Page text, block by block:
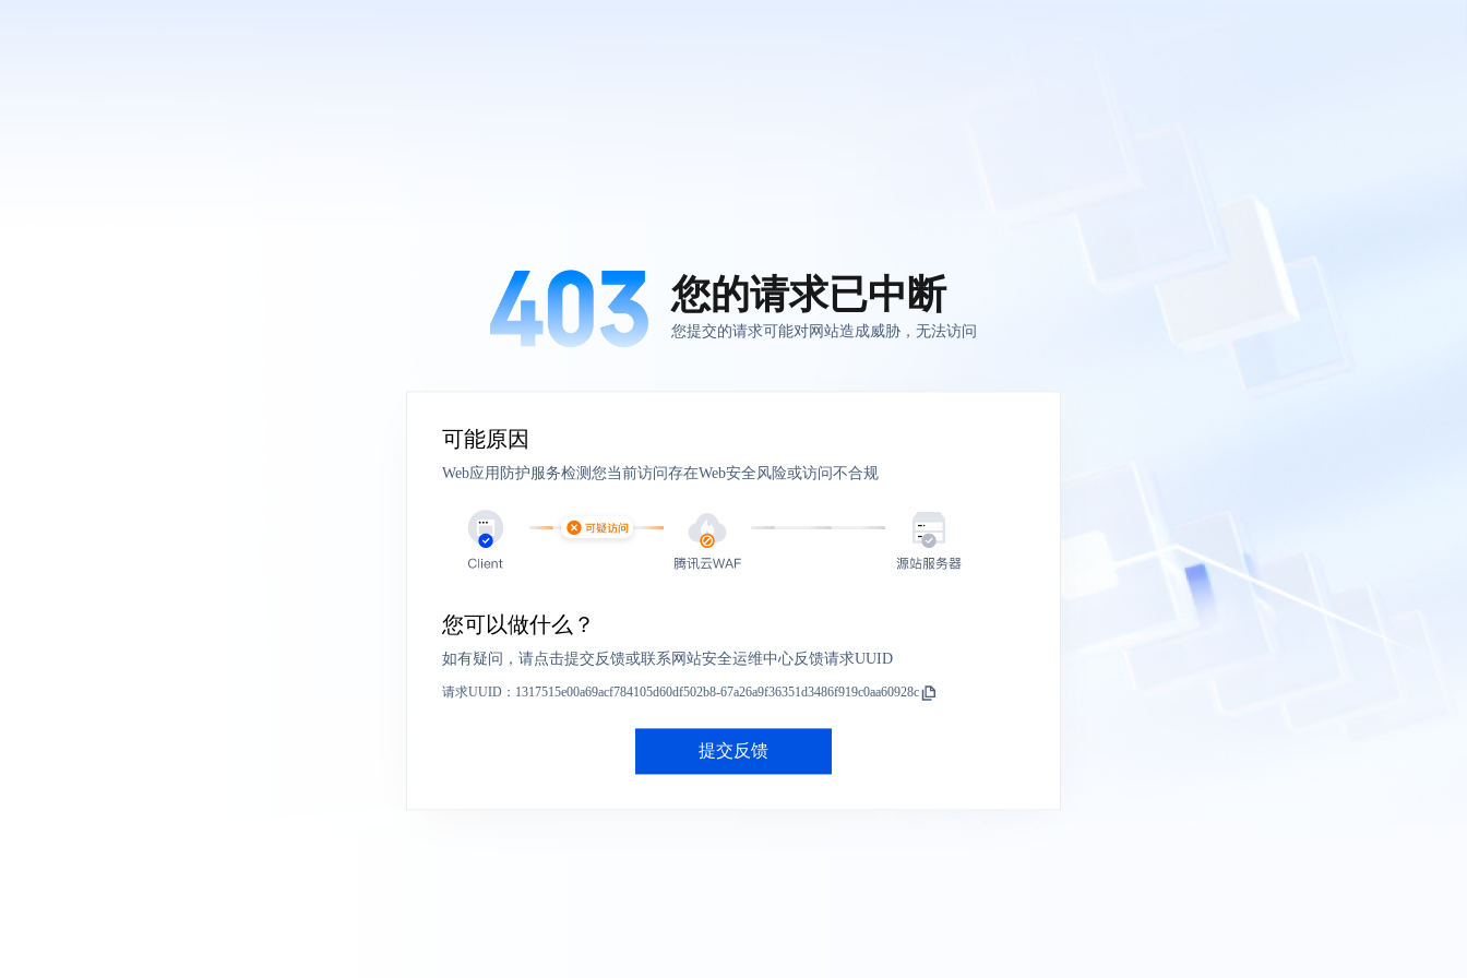
您的请求已中断
您提交的请求可能对网站造成威胁，无法访问
可能原因
Web应用防护服务检测您当前访问存在Web安全风险或访问不合规
您可以做什么？
如有疑问，请点击提交反馈或联系网站安全运维中心反馈请求UUID
请求UUID： 1317515e00a69acf784105d60df502b8-67a26a9f36351d3486f919c0aa60928c
提交反馈